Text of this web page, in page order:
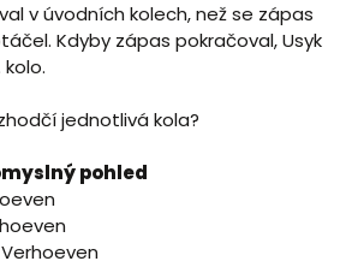
v úvodních kolech, než se zápas
Kdyby zápas pokračoval, Usyk
kolo.
jednotlivá kola?
pohled